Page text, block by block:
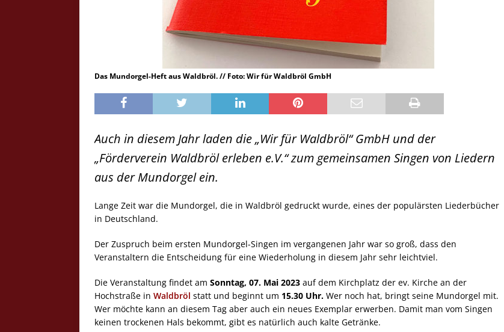
Das Mundorgel-Heft aus Waldbröl. // Foto: Wir für Waldbröl GmbH
Auch in diesem Jahr laden die „Wir für Waldbröl“ GmbH und der
„Förderverein Waldbröl erleben e.V.“ zum gemeinsamen Singen von Liedern
aus der Mundorgel ein.
Lange Zeit war die Mundorgel, die in Waldbröl gedruckt wurde, eines der populärsten Liederbücher
in Deutschland.
Der Zuspruch beim ersten Mundorgel-Singen im vergangenen Jahr war so groß, dass den
Veranstaltern die Entscheidung für eine Wiederholung in diesem Jahr sehr leichtviel.
Die Veranstaltung findet am Sonntag, 07. Mai 2023 auf dem Kirchplatz der ev. Kirche an der
Hochstraße in Waldbröl statt und beginnt um 15.30 Uhr. Wer noch hat, bringt seine Mundorgel mit.
Wer möchte kann an diesem Tag aber auch ein neues Exemplar erwerben. Damit man vom Singen
keinen trockenen Hals bekommt, gibt es natürlich auch kalte Getränke.